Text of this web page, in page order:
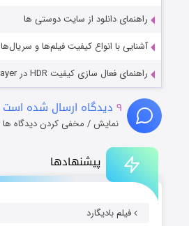
پیشنهادها
فیلم بادیگارد
راهنمای دانلود از سایت دوستی ها
آشنایی با انواع کیفیت فیلم‌ها و سریال‌ها
راهنمای فعال سازی کیفیت HDR در PotPlayer
۹ دیدگاه ارسال شده است
نمایش / مخفی کردن دیدگاه ها